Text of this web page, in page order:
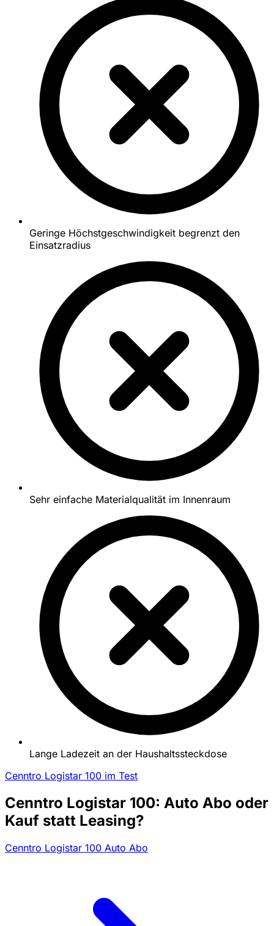
Geringe Höchstgeschwindigkeit begrenzt den
Einsatzradius
Sehr einfache Materialqualität im Innenraum
Lange Ladezeit an der Haushaltssteckdose
Cenntro Logistar 100 im Test
Cenntro Logistar 100: Auto Abo oder
Kauf statt Leasing?
Cenntro Logistar 100 Auto Abo